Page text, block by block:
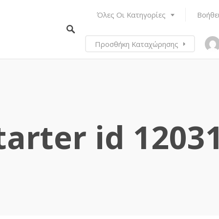
Όλες Οι Κατηγορίες
Προσθήκη Καταχώρησης
id